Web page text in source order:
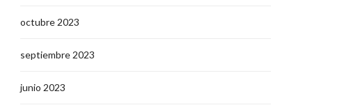
octubre 2023
septiembre 2023
junio 2023